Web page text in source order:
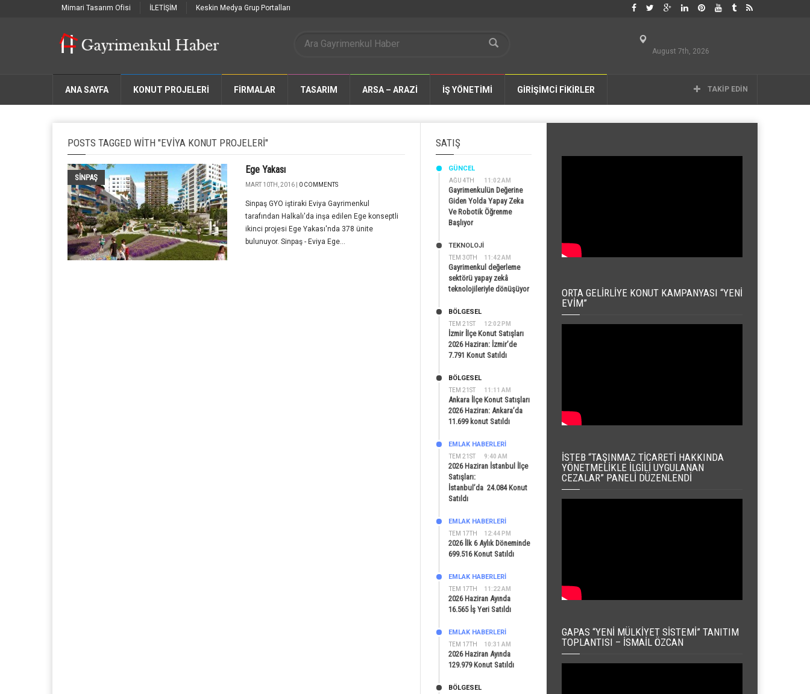
Mimari Tasarım Ofisi İLETİŞİM Keskin Medya Grup Portalları
August 7th, 2026
ANA SAYFA KONUT PROJELERİ FIRMALAR TASARIM ARSA – ARAZİ İŞ YÖNETİMİ GİRİŞİMCİ FİKİRLER TAKIP EDIN
POSTS TAGGED WITH "EVIYA KONUT PROJELERI"
SINPAŞ
Ege Yakası
MART 10TH, 2016 | 0 COMMENTS
Sinpaş GYO iştiraki Eviya Gayrimenkul
tarafından Halkalı'da inşa edilen Ege konseptli
ikinci projesi Ege Yakası'nda 378 ünite
bulunuyor. Sinpaş - Eviya Ege...
SATIŞ
AĞU 4TH 11:02 AM
GÜNCEL
Gayrimenkulün Değerine
Giden Yolda Yapay Zeka
Ve Robotik Öğrenme
Başlıyor
TEM 30TH 11:42 AM
TEKNOLOJİ
Gayrimenkul değerleme
sektörü yapay zekâ
teknolojileriyle dönüşüyor
TEM 21ST 12:02 PM
BÖLGESEL
İzmir İlçe Konut Satışları
2026 Haziran: İzmir’de
7.791 Konut Satıldı
TEM 21ST 11:11 AM
BÖLGESEL
Ankara İlçe Konut Satışları
2026 Haziran: Ankara’da
11.699 konut Satıldı
TEM 21ST 9:40 AM
EMLAK HABERLERI
2026 Haziran İstanbul İlçe
Satışları:
İstanbul’da 24.084 Konut
Satıldı
TEM 17TH 12:44 PM
EMLAK HABERLERI
2026 İlk 6 Aylık Döneminde
699.516 Konut Satıldı
TEM 17TH 11:22 AM
EMLAK HABERLERI
2026 Haziran Ayında
16.565 İş Yeri Satıldı
TEM 17TH 10:31 AM
EMLAK HABERLERI
2026 Haziran Ayında
129.979 Konut Satıldı
BÖLGESEL
ORTA GELIRLIYE KONUT KAMPANYASI “YENI
EVIM”
İSTEB “TAŞINMAZ TICARETI HAKKINDA
YÖNETMELIKLE İLGILI UYGULANAN
CEZALAR” PANELI DÜZENLENDI
GAPAS “YENI MÜLKIYET SISTEMI” TANITIM
TOPLANTISI – İSMAIL ÖZCAN